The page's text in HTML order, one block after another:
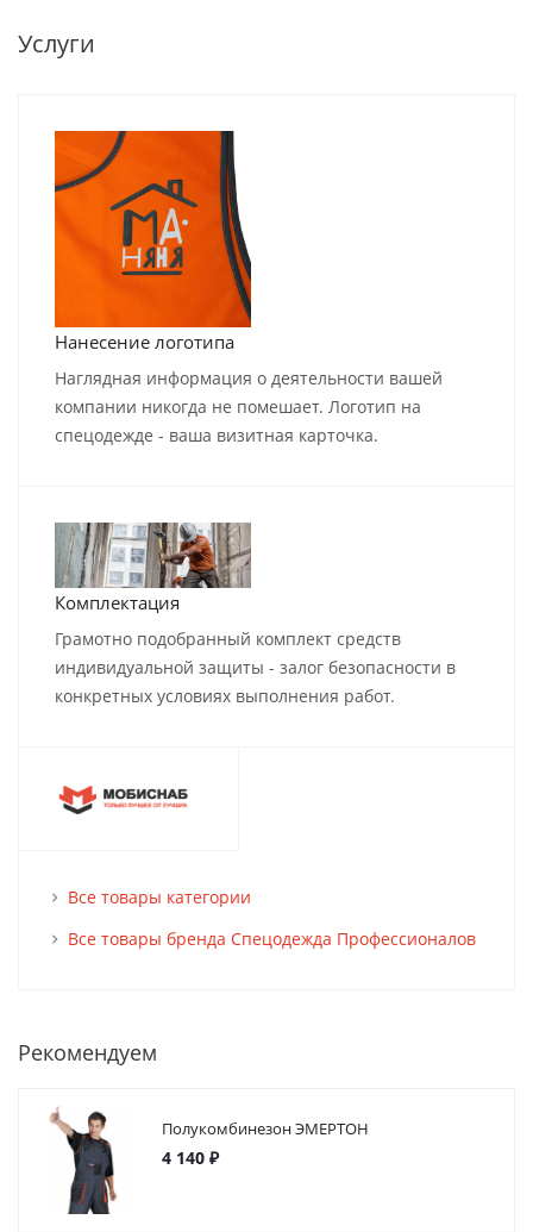
Услуги
Нанесение логотипа
Наглядная информация о деятельности вашей
компании никогда не помешает. Логотип на
спецодежде - ваша визитная карточка.
Комплектация
Грамотно подобранный комплект средств
индивидуальной защиты - залог безопасности в
конкретных условиях выполнения работ.
Все товары категории
Все товары бренда Спецодежда Профессионалов
Рекомендуем
Полукомбинезон ЭМЕРТОН
4 140 ₽